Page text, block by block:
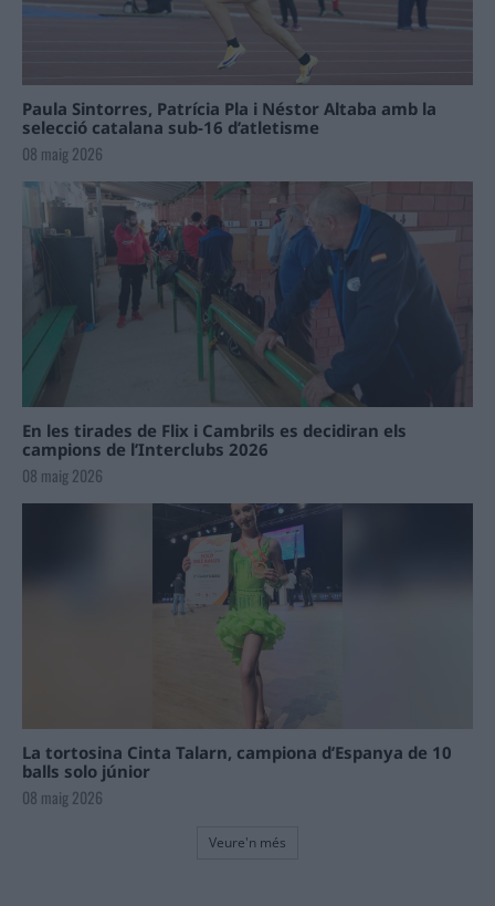
Paula Sintorres, Patrícia Pla i Néstor Altaba amb la
selecció catalana sub-16 d’atletisme
08 maig 2026
En les tirades de Flix i Cambrils es decidiran els
campions de l’Interclubs 2026
08 maig 2026
La tortosina Cinta Talarn, campiona d’Espanya de 10
balls solo júnior
08 maig 2026
Veure'n més